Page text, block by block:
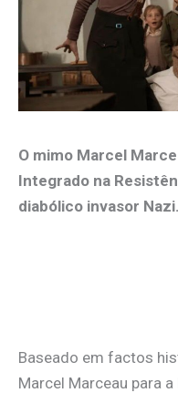
O mimo Marcel
Integrado na
diabólico invasor Nazi.
Baseado em factos
Marcel Marceau para